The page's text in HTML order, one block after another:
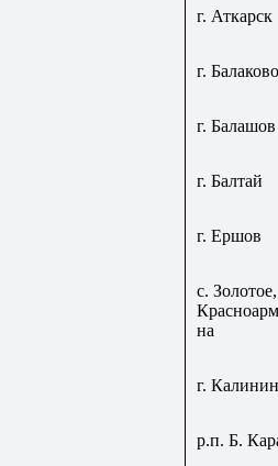
г. Аткарск
г. Балаково
г. Балашов
г. Балтай
г. Ершов
с. Золотое,
на
г.
р.п. Б.